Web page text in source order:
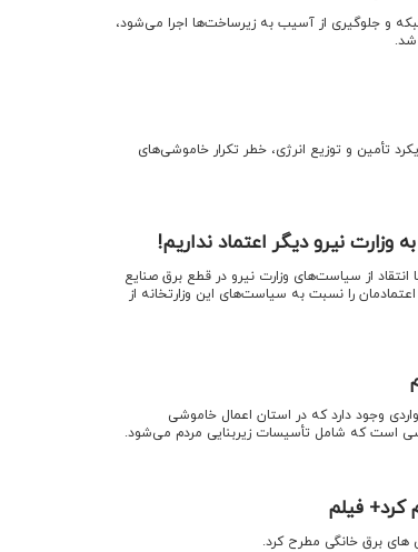
و جلوگیری از آسیب به زیرساخت‌ها اجرا می‌شود،
تأمین و توزیع انرژی، خطر تکرار خاموشی‌های
نیرو دیگر اعتماد نداریم!
از سیاست‌های وزارت نیرو در قطع برق صنایع
را نسبت به ‌سیاست‌های این ‌وزارتخا‌نه از
وجود دارد که در استان اعمال خاموشی
است که شامل تأسیسات زیربنایی مردم می‌شود.
کرد+ فیلم
های برق خانگی مطرح کرد.